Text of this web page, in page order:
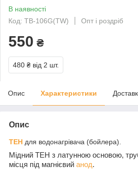
В наявності
Код: TB-106G(TW)
Опт і роздріб
550 ₴
480 ₴ від 2 шт.
Опис Характеристики
Опис
ТЕН для водонагрівача (бойлера).
Мідний ТЕН з латунною основою,
місця під магнієвий анод.